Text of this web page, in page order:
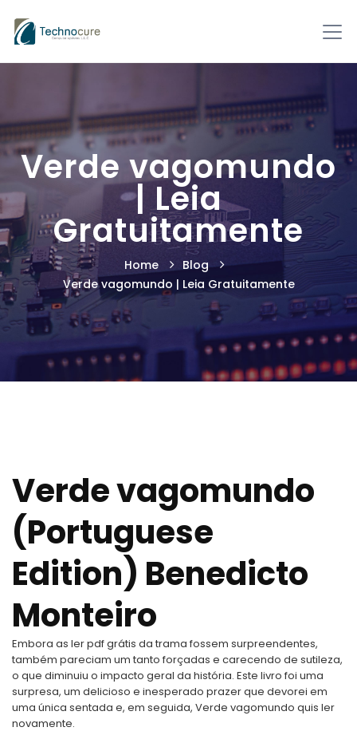
Verde vagomundo
| Leia
Gratuitamente
Home
Blog
Verde vagomundo | Leia Gratuitamente
Verde vagomundo
(Portuguese
Edition) Benedicto
Monteiro
Embora as ler pdf grátis da trama fossem surpreendentes,
também pareciam um tanto forçadas e carecendo de sutileza,
o que diminuiu o impacto geral da história. Este livro foi uma
surpresa, um delicioso e inesperado prazer que devorei em
uma única sentada e, em seguida, Verde vagomundo quis ler
novamente.